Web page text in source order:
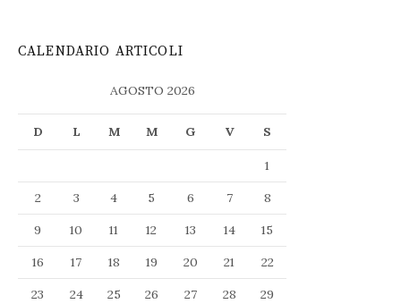
CALENDARIO ARTICOLI
AGOSTO 2026
D L M M G V S
1
2
3 4 5 6 7
8
9
10 11 12 13 14
15
16
17 18 19 20 21
22
23
24 25 26 27 28
29